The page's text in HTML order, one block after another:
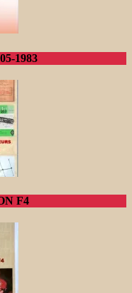
1983
F4